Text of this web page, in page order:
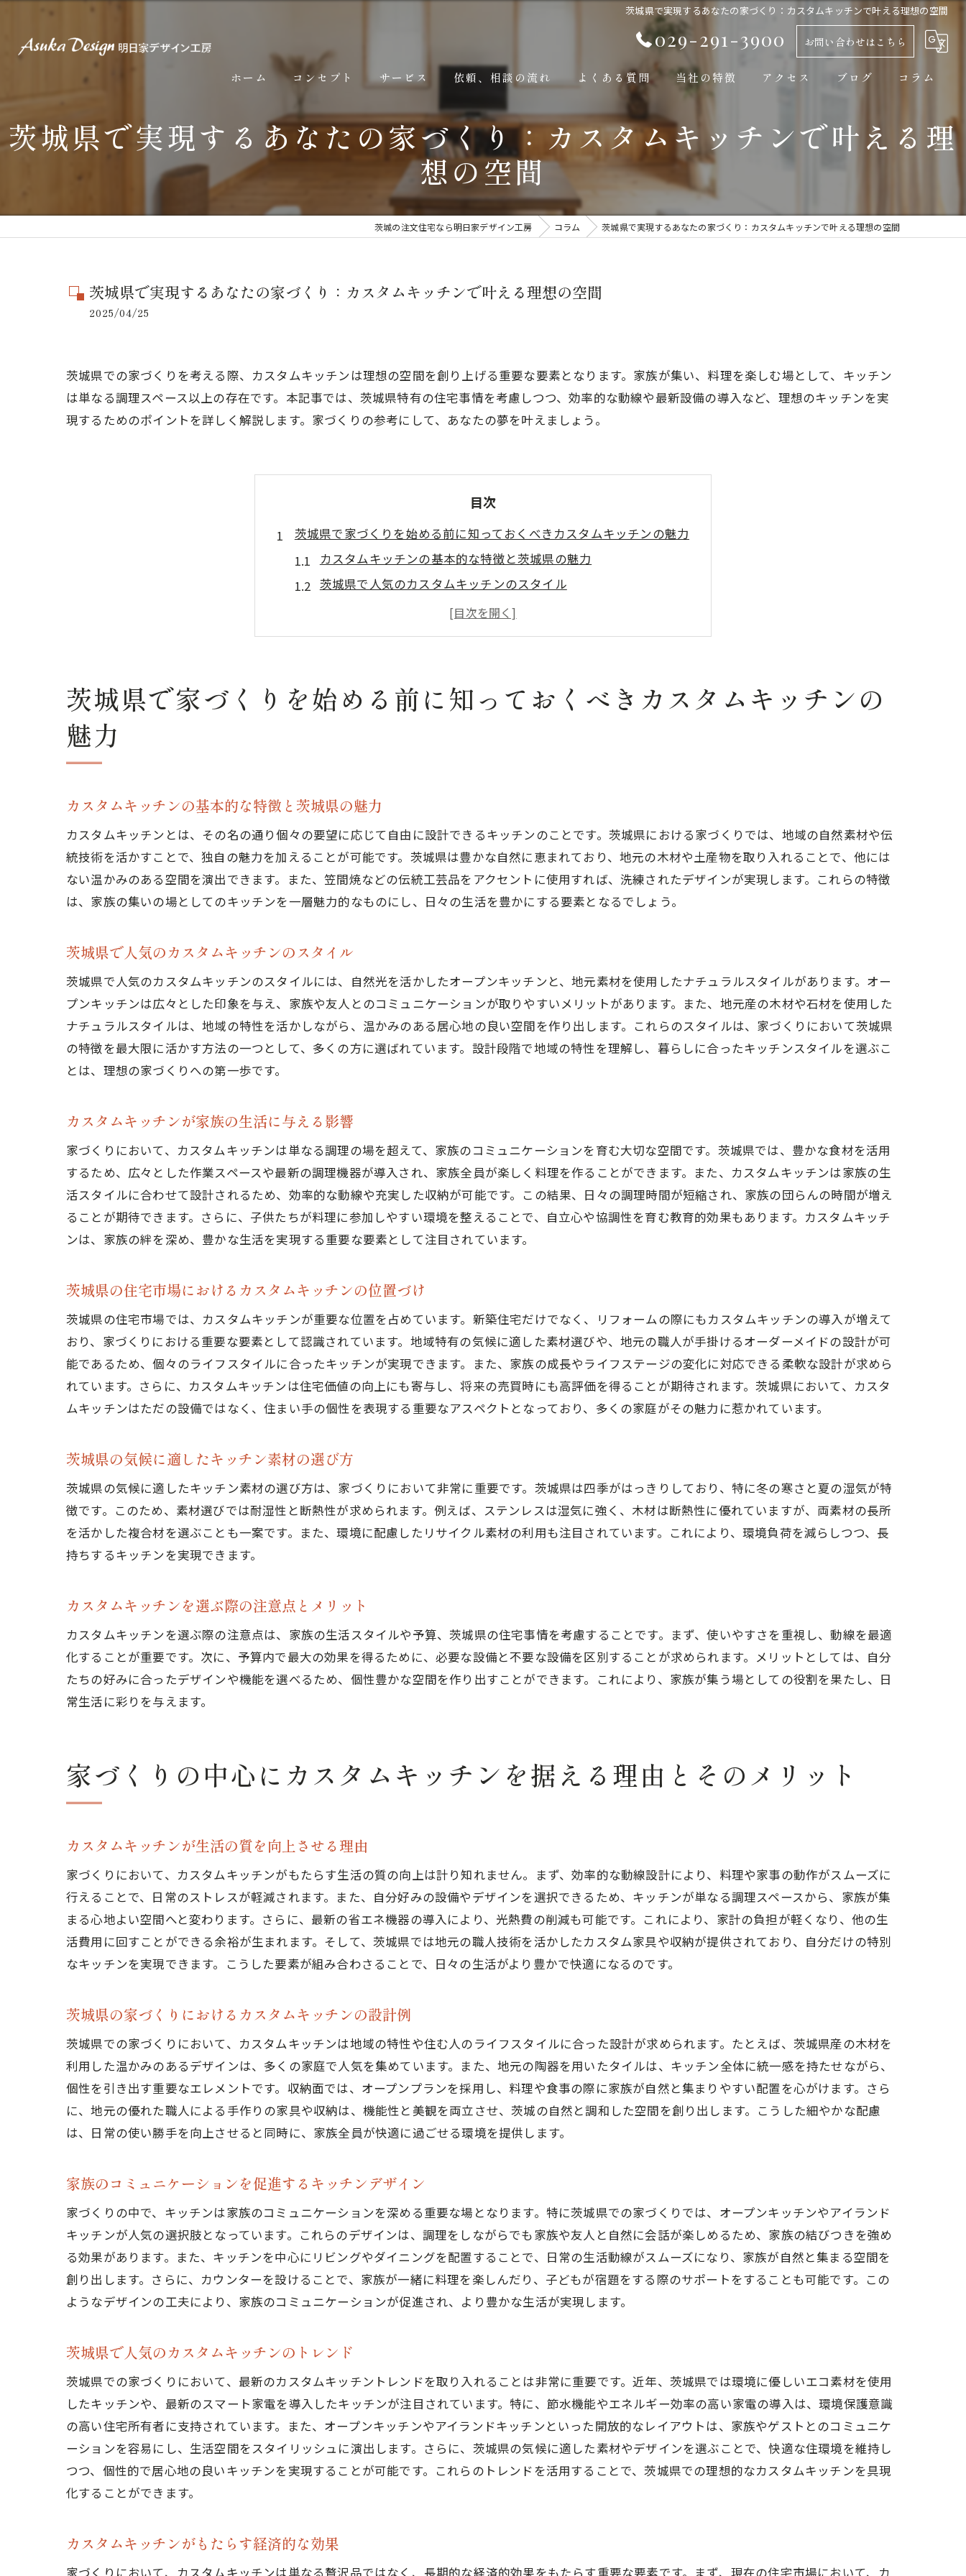
茨城県で実現するあなたの家づくり：カスタムキッチンで叶える理想の空間
029-291-3900 お問い合わせはこちら
ホーム コンセプト サービス 依頼、相談の流れ よくある質問 当社の特徴
新築
平屋
自然素材
工務店
アクセス ブログ コラム
茨城県で実現するあなたの家づくり：カスタムキッチンで叶える理
想の空間
茨城の注文住宅なら明日家デザイン工房 コラム 茨城県で実現するあなたの家づくり：カスタムキッチンで叶える理想の空間
茨城県で実現するあなたの家づくり：カスタムキッチンで叶える理想の空間
2025/04/25
茨城県での家づくりを考える際、カスタムキッチンは理想の空間を創り上げる重要な要素となります。家族が集い、料理を楽しむ場として、キッチン
は単なる調理スペース以上の存在です。本記事では、茨城県特有の住宅事情を考慮しつつ、効率的な動線や最新設備の導入など、理想のキッチンを実
現するためのポイントを詳しく解説します。家づくりの参考にして、あなたの夢を叶えましょう。
目次
茨城県で家づくりを始める前に知っておくべきカスタムキッチンの魅力
カスタムキッチンの基本的な特徴と茨城県の魅力
茨城県で人気のカスタムキッチンのスタイル
カスタムキッチンが家族の生活に与える影響
茨城県の住宅市場におけるカスタムキッチンの位置づけ
カスタムキッチンを選ぶ際の注意点とメリット
家づくりの中心にカスタムキッチンを据える理由とそのメリット
茨城県で人気のカスタムキッチンのトレンド
カスタムキッチンがもたらす経済的な効果
家づくり計画におけるカスタムキッチンの位置づけ
茨城県特有の住宅事情に合わせた理想のキッチン作りのポイント
茨城県の気候に適したキッチンの設計
茨城県特有の住宅設計とカスタムキッチンの相性
省エネルギーを考慮したキッチン設備の選定
地域の食文化を反映したキッチンデザイン
茨城県におけるキッチンリフォームの傾向
カスタムキッチン選びで重視すべきチェックポイント
費用対効果を考慮したキッチン設備の選定
カスタムキッチンのデザインに関するトレンド情報
家づくりでのカスタムキッチン導入事例
効率的な動線を考えたカスタムキッチンが茨城県で人気の理由
茨城県の家庭で実際に導入された動線設計の事例
効率的な動線を実現するためのキッチンレイアウト
茨城県で人気のオープンキッチンの設計ポイント
動線を考慮したキッチン収納の工夫
茨城県特有のライフスタイルに合った動線設計
最新設備を取り入れたカスタムキッチンで家づくりの質を向上
茨城県で注目されるキッチンテクノロジーの活用例
省エネ機能を備えた最新キッチン機器の選び方
茨城県の住宅での最新設備導入事例
キッチンの安全性を高める最新技術
地域社会とつながるキッチンの役割
家族の健康を支えるためのカスタムキッチンの設計
茨城県の文化を反映したキッチンデザイン
コミュニティスペースとしてのキッチンの可能性
理想のキッチンを実現するために必要な家づくりのステップ
家づくりの初期段階でのキッチンプランニング
茨城県での家づくりにおける施工業者選びのポイント
カスタムキッチンの設計における予算管理の方法
キッチンデザインで重視すべき機能と美観の両立
茨城県での家づくり成功事例から学ぶステップ
茨城県で家づくりを始める前に知っておくべきカスタムキッチンの
魅力
カスタムキッチンの基本的な特徴と茨城県の魅力
カスタムキッチンとは、その名の通り個々の要望に応じて自由に設計できるキッチンのことです。茨城県における家づくりでは、地域の自然素材や伝
統技術を活かすことで、独自の魅力を加えることが可能です。茨城県は豊かな自然に恵まれており、地元の木材や土産物を取り入れることで、他には
ない温かみのある空間を演出できます。また、笠間焼などの伝統工芸品をアクセントに使用すれば、洗練されたデザインが実現します。これらの特徴
は、家族の集いの場としてのキッチンを一層魅力的なものにし、日々の生活を豊かにする要素となるでしょう。
茨城県で人気のカスタムキッチンのスタイル
茨城県で人気のカスタムキッチンのスタイルには、自然光を活かしたオープンキッチンと、地元素材を使用したナチュラルスタイルがあります。オー
プンキッチンは広々とした印象を与え、家族や友人とのコミュニケーションが取りやすいメリットがあります。また、地元産の木材や石材を使用した
ナチュラルスタイルは、地域の特性を活かしながら、温かみのある居心地の良い空間を作り出します。これらのスタイルは、家づくりにおいて茨城県
の特徴を最大限に活かす方法の一つとして、多くの方に選ばれています。設計段階で地域の特性を理解し、暮らしに合ったキッチンスタイルを選ぶこ
とは、理想の家づくりへの第一歩です。
カスタムキッチンが家族の生活に与える影響
家づくりにおいて、カスタムキッチンは単なる調理の場を超えて、家族のコミュニケーションを育む大切な空間です。茨城県では、豊かな食材を活用
するため、広々とした作業スペースや最新の調理機器が導入され、家族全員が楽しく料理を作ることができます。また、カスタムキッチンは家族の生
活スタイルに合わせて設計されるため、効率的な動線や充実した収納が可能です。この結果、日々の調理時間が短縮され、家族の団らんの時間が増え
ることが期待できます。さらに、子供たちが料理に参加しやすい環境を整えることで、自立心や協調性を育む教育的効果もあります。カスタムキッチ
ンは、家族の絆を深め、豊かな生活を実現する重要な要素として注目されています。
茨城県の住宅市場におけるカスタムキッチンの位置づけ
茨城県の住宅市場では、カスタムキッチンが重要な位置を占めています。新築住宅だけでなく、リフォームの際にもカスタムキッチンの導入が増えて
おり、家づくりにおける重要な要素として認識されています。地域特有の気候に適した素材選びや、地元の職人が手掛けるオーダーメイドの設計が可
能であるため、個々のライフスタイルに合ったキッチンが実現できます。また、家族の成長やライフステージの変化に対応できる柔軟な設計が求めら
れています。さらに、カスタムキッチンは住宅価値の向上にも寄与し、将来の売買時にも高評価を得ることが期待されます。茨城県において、カスタ
ムキッチンはただの設備ではなく、住まい手の個性を表現する重要なアスペクトとなっており、多くの家庭がその魅力に惹かれています。
茨城県の気候に適したキッチン素材の選び方
茨城県の気候に適したキッチン素材の選び方は、家づくりにおいて非常に重要です。茨城県は四季がはっきりしており、特に冬の寒さと夏の湿気が特
徴です。このため、素材選びでは耐湿性と断熱性が求められます。例えば、ステンレスは湿気に強く、木材は断熱性に優れていますが、両素材の長所
を活かした複合材を選ぶことも一案です。また、環境に配慮したリサイクル素材の利用も注目されています。これにより、環境負荷を減らしつつ、長
持ちするキッチンを実現できます。
カスタムキッチンを選ぶ際の注意点とメリット
カスタムキッチンを選ぶ際の注意点は、家族の生活スタイルや予算、茨城県の住宅事情を考慮することです。まず、使いやすさを重視し、動線を最適
化することが重要です。次に、予算内で最大の効果を得るために、必要な設備と不要な設備を区別することが求められます。メリットとしては、自分
たちの好みに合ったデザインや機能を選べるため、個性豊かな空間を作り出すことができます。これにより、家族が集う場としての役割を果たし、日
常生活に彩りを与えます。
家づくりの中心にカスタムキッチンを据える理由とそのメリット
カスタムキッチンが生活の質を向上させる理由
家づくりにおいて、カスタムキッチンがもたらす生活の質の向上は計り知れません。まず、効率的な動線設計により、料理や家事の動作がスムーズに
行えることで、日常のストレスが軽減されます。また、自分好みの設備やデザインを選択できるため、キッチンが単なる調理スペースから、家族が集
まる心地よい空間へと変わります。さらに、最新の省エネ機器の導入により、光熱費の削減も可能です。これにより、家計の負担が軽くなり、他の生
活費用に回すことができる余裕が生まれます。そして、茨城県では地元の職人技術を活かしたカスタム家具や収納が提供されており、自分だけの特別
なキッチンを実現できます。こうした要素が組み合わさることで、日々の生活がより豊かで快適になるのです。
茨城県の家づくりにおけるカスタムキッチンの設計例
茨城県での家づくりにおいて、カスタムキッチンは地域の特性や住む人のライフスタイルに合った設計が求められます。たとえば、茨城県産の木材を
利用した温かみのあるデザインは、多くの家庭で人気を集めています。また、地元の陶器を用いたタイルは、キッチン全体に統一感を持たせながら、
個性を引き出す重要なエレメントです。収納面では、オープンプランを採用し、料理や食事の際に家族が自然と集まりやすい配置を心がけます。さら
に、地元の優れた職人による手作りの家具や収納は、機能性と美観を両立させ、茨城の自然と調和した空間を創り出します。こうした細やかな配慮
は、日常の使い勝手を向上させると同時に、家族全員が快適に過ごせる環境を提供します。
家族のコミュニケーションを促進するキッチンデザイン
家づくりの中で、キッチンは家族のコミュニケーションを深める重要な場となります。特に茨城県での家づくりでは、オープンキッチンやアイランド
キッチンが人気の選択肢となっています。これらのデザインは、調理をしながらでも家族や友人と自然に会話が楽しめるため、家族の結びつきを強め
る効果があります。また、キッチンを中心にリビングやダイニングを配置することで、日常の生活動線がスムーズになり、家族が自然と集まる空間を
創り出します。さらに、カウンターを設けることで、家族が一緒に料理を楽しんだり、子どもが宿題をする際のサポートをすることも可能です。この
ようなデザインの工夫により、家族のコミュニケーションが促進され、より豊かな生活が実現します。
茨城県で人気のカスタムキッチンのトレンド
茨城県での家づくりにおいて、最新のカスタムキッチントレンドを取り入れることは非常に重要です。近年、茨城県では環境に優しいエコ素材を使用
したキッチンや、最新のスマート家電を導入したキッチンが注目されています。特に、節水機能やエネルギー効率の高い家電の導入は、環境保護意識
の高い住宅所有者に支持されています。また、オープンキッチンやアイランドキッチンといった開放的なレイアウトは、家族やゲストとのコミュニケ
ーションを容易にし、生活空間をスタイリッシュに演出します。さらに、茨城県の気候に適した素材やデザインを選ぶことで、快適な住環境を維持し
つつ、個性的で居心地の良いキッチンを実現することが可能です。これらのトレンドを活用することで、茨城県での理想的なカスタムキッチンを具現
化することができます。
カスタムキッチンがもたらす経済的な効果
家づくりにおいて、カスタムキッチンは単なる贅沢品ではなく、長期的な経済的効果をもたらす重要な要素です。まず、現在の住宅市場において、カ